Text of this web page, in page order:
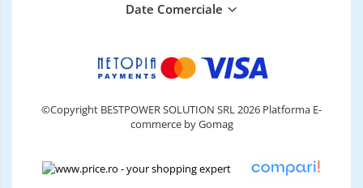
Date Comerciale
©Copyright BESTPOWER SOLUTION SRL 2026 Platforma E-
commerce by Gomag